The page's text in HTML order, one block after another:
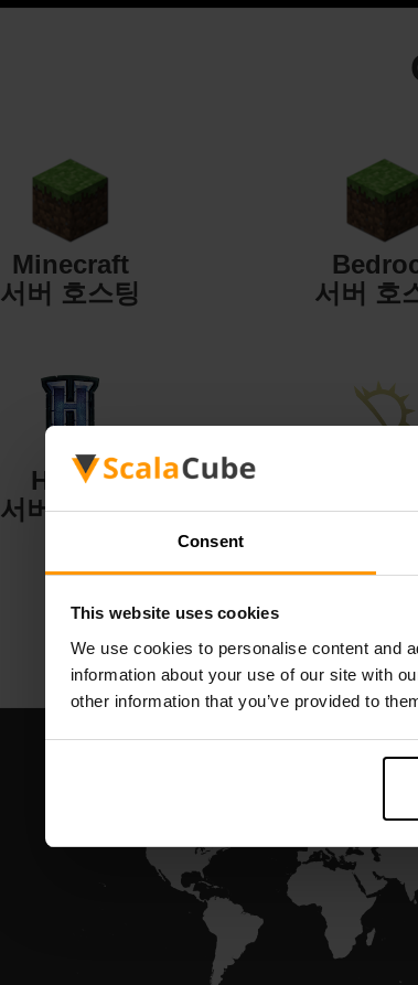
Consent
This website uses cookies
We use cookies to personalise content and
information about your use of our site with
other information that you’ve provided to
Minecraft
서버 호스팅
서버 호
Hytale
서버 호스팅
서버 호